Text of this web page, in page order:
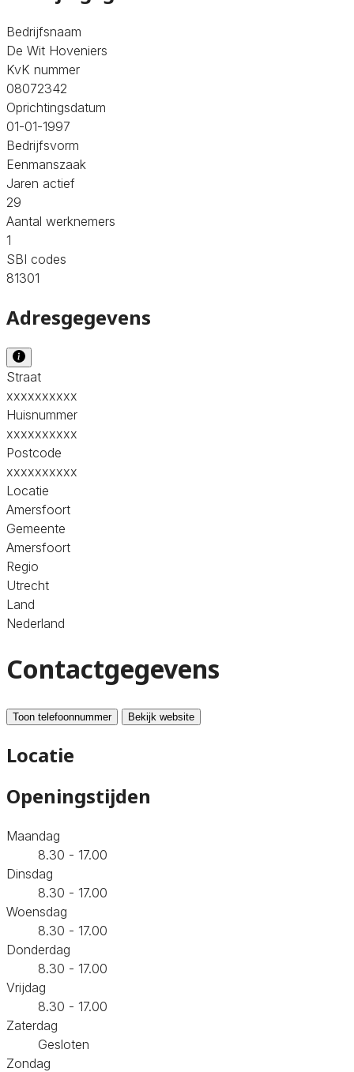
Bedrijfsnaam
De Wit Hoveniers
KvK nummer
08072342
Oprichtingsdatum
01-01-1997
Bedrijfsvorm
Eenmanszaak
Jaren actief
29
Aantal werknemers
1
SBI codes
81301
Adresgegevens
Straat
xxxxxxxxxx
Huisnummer
xxxxxxxxxx
Postcode
xxxxxxxxxx
Locatie
Amersfoort
Gemeente
Amersfoort
Regio
Utrecht
Land
Nederland
Contactgegevens
Toon telefoonnummer Bekijk website
Locatie
Openingstijden
Maandag
8.30 - 17.00
Dinsdag
8.30 - 17.00
Woensdag
8.30 - 17.00
Donderdag
8.30 - 17.00
Vrijdag
8.30 - 17.00
Zaterdag
Gesloten
Zondag